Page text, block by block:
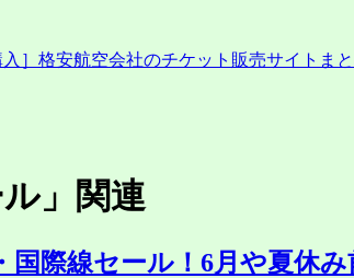
入］格安航空会社のチケット販売サイトま
」関連
国際線セール！6月や夏休